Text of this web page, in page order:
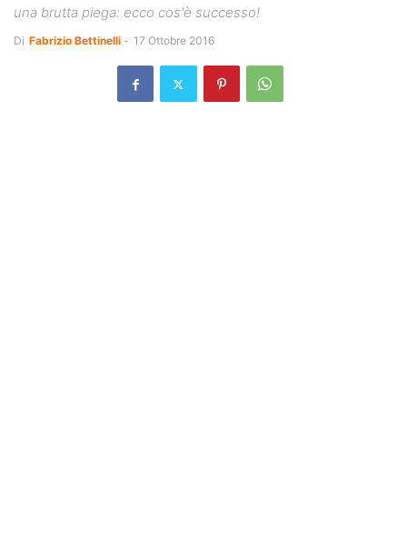
una brutta piega: ecco cos'è successo!
Di Fabrizio Bettinelli - 17 Ottobre 2016